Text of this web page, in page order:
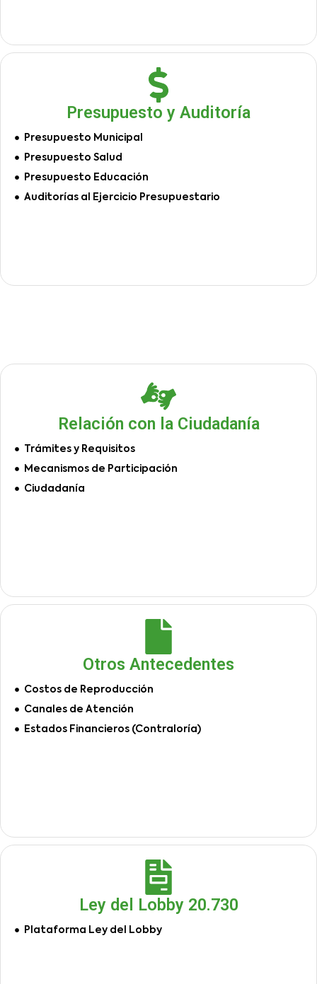
Presupuesto y Auditoría
Presupuesto Municipal
Presupuesto Salud
Presupuesto Educación
Auditorías al Ejercicio Presupuestario
Relación con la Ciudadanía
Trámites y Requisitos
Mecanismos de Participación
Ciudadanía
Otros Antecedentes
Costos de Reproducción
Canales de Atención
Estados Financieros (Contraloría)
Ley del Lobby 20.730
Plataforma Ley del Lobby